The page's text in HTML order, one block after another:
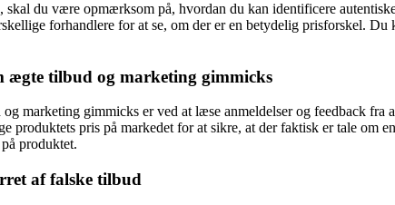
skal du være opmærksom på, hvordan du kan identificere
forhandlere for at se, om der er en betydelig prisforskel.
ægte tilbud og marketing gimmicks
marketing gimmicks er ved at læse anmeldelser og feedback
produktets pris på markedet for at sikre, at der faktisk er tale om
produktet.
af falske tilbud